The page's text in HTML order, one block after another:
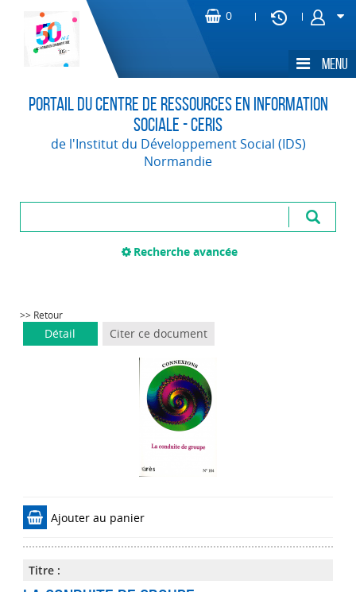
Portail du Centre de Ressources en Information
Sociale - CERIS
de l'Institut du Développement Social (IDS)
Normandie
Recherche avancée
>> Retour
Détail Citer ce document
Ajouter au panier
Titre :